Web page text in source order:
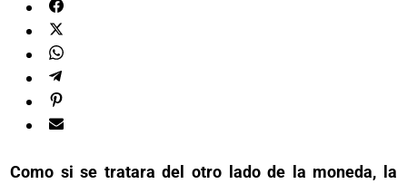
Como si se tratara del otro lado de la moneda, la